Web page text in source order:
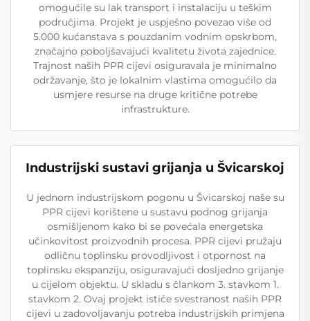
omogućile su lak transport i instalaciju u teškim
područjima. Projekt je uspješno povezao više od
5.000 kućanstava s pouzdanim vodnim opskrbom,
značajno poboljšavajući kvalitetu života zajednice.
Trajnost naših PPR cijevi osiguravala je minimalno
održavanje, što je lokalnim vlastima omogućilo da
usmjere resurse na druge kritične potrebe
infrastrukture.
Industrijski sustavi grijanja u Švicarskoj
U jednom industrijskom pogonu u Švicarskoj naše su
PPR cijevi korištene u sustavu podnog grijanja
osmišljenom kako bi se povećala energetska
učinkovitost proizvodnih procesa. PPR cijevi pružaju
odličnu toplinsku provodljivost i otpornost na
toplinsku ekspanziju, osiguravajući dosljedno grijanje
u cijelom objektu. U skladu s člankom 3. stavkom 1.
stavkom 2. Ovaj projekt ističe svestranost naših PPR
cijevi u zadovoljavanju potreba industrijskih primjena